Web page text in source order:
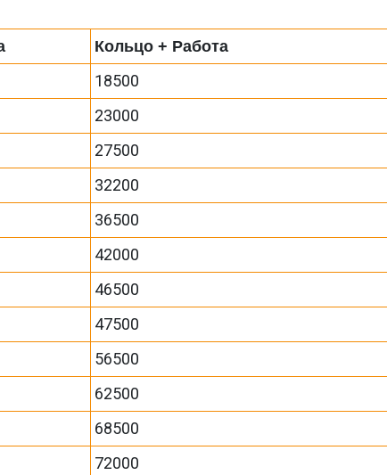
Кольцо + Работа
18500
23000
27500
32200
36500
42000
46500
47500
56500
62500
68500
72000